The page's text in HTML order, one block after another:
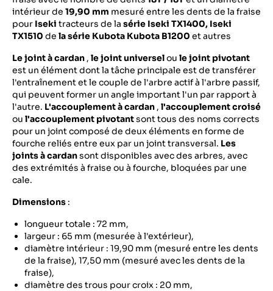
intérieur de 19,90 mm mesuré entre les dents de la fraise
pour Iseki tracteurs de la série Iseki TX1400, Iseki
TX1510 de la série Kubota Kubota B1200 et autres
Le joint à cardan , le joint universelou le joint pivotant
est un élément dont la tâche principale est de transférer
l'entraînement et le couple de l'arbre actif à l'arbre passif,
qui peuvent former un angle important l'un par rapport à
l'autre. L'accouplement à cardan , l'accouplement croisé
ou l'accouplement pivotantsont tous des noms corrects
pour un joint composé de deux éléments en forme de
fourche reliés entre eux par un joint transversal. Les
joints à cardansont disponibles avec des arbres, avec
des extrémités à fraise ou à fourche, bloquées par une
cale.
Dimensions :
longueur totale : 72 mm,
largeur : 65 mm (mesurée à l'extérieur),
diamètre intérieur : 19,90 mm (mesuré entre les dents
de la fraise), 17,50 mm (mesuré avec les dents de la
fraise),
diamètre des trous pour croix : 20 mm,